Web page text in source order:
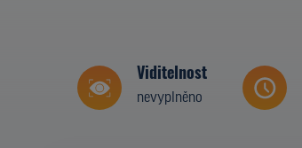
Viditelnost
nevyplněno